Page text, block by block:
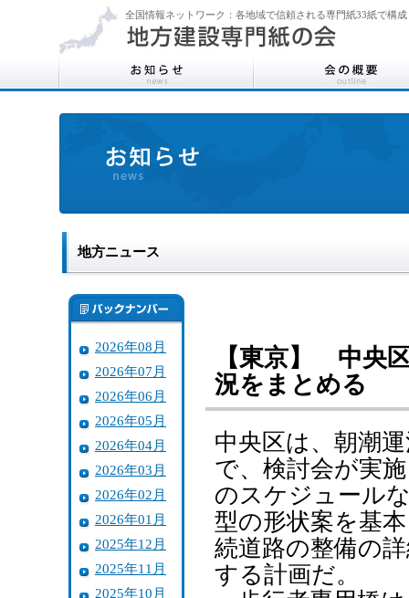
全国情報ネットワーク：各地域で信頼される専門紙33紙で構成
地方ニュース
2026年08月
2026年07月
2026年06月
2026年05月
2026年04月
2026年03月
2026年02月
2026年01月
2025年12月
2025年11月
2025年10月
【東京】 中央
況をまとめる
中央区は、朝潮
で、検討会が実
のスケジュール
型の形状案を基
続道路の整備の
する計画だ。